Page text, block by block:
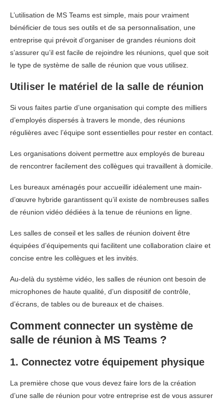
L’utilisation de MS Teams est simple, mais pour vraiment
bénéficier de tous ses outils et de sa personnalisation, une
entreprise qui prévoit d’organiser de grandes réunions doit
s’assurer qu’il est facile de rejoindre les réunions, quel que soit
le type de système de salle de réunion que vous utilisez.
Utiliser le matériel de la salle de réunion
Si vous faites partie d’une organisation qui compte des milliers
d’employés dispersés à travers le monde, des réunions
régulières avec l’équipe sont essentielles pour rester en contact.
Les organisations doivent permettre aux employés de bureau
de rencontrer facilement des collègues qui travaillent à domicile.
Les bureaux aménagés pour accueillir idéalement une main-
d’œuvre hybride garantissent qu’il existe de nombreuses salles
de réunion vidéo dédiées à la tenue de réunions en ligne.
Les salles de conseil et les salles de réunion doivent être
équipées d’équipements qui facilitent une collaboration claire et
concise entre les collègues et les invités.
Au-delà du système vidéo, les salles de réunion ont besoin de
microphones de haute qualité, d’un dispositif de contrôle,
d’écrans, de tables ou de bureaux et de chaises.
Comment connecter un système de
salle de réunion à MS Teams ?
1. Connectez votre équipement physique
La première chose que vous devez faire lors de la création
d’une salle de réunion pour votre entreprise est de vous assurer